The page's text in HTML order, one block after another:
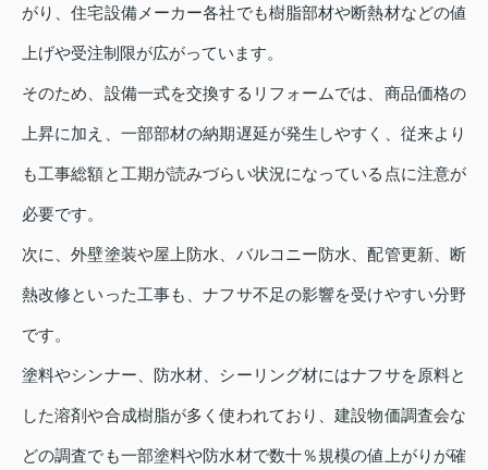
がり、住宅設備メーカー各社でも樹脂部材や断熱材などの値
上げや受注制限が広がっています。
そのため、設備一式を交換するリフォームでは、商品価格の
上昇に加え、一部部材の納期遅延が発生しやすく、従来より
も工事総額と工期が読みづらい状況になっている点に注意が
必要です。
次に、外壁塗装や屋上防水、バルコニー防水、配管更新、断
熱改修といった工事も、ナフサ不足の影響を受けやすい分野
です。
塗料やシンナー、防水材、シーリング材にはナフサを原料と
した溶剤や合成樹脂が多く使われており、建設物価調査会な
どの調査でも一部塗料や防水材で数十％規模の値上がりが確